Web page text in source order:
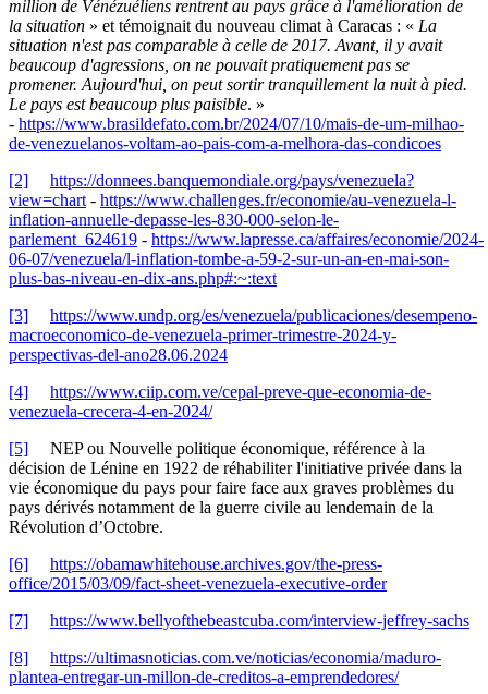
million de Vénézuéliens rentrent au pays grâce à l'amélioration de
la situation » et témoignait du nouveau climat à Caracas : « La
situation n'est pas comparable à celle de 2017. Avant, il y avait
beaucoup d'agressions, on ne pouvait pratiquement pas se
promener. Aujourd'hui, on peut sortir tranquillement la nuit à pied.
Le pays est beaucoup plus paisible. »
- https://www.brasildefato.com.br/2024/07/10/mais-de-um-milhao-
de-venezuelanos-voltam-ao-pais-com-a-melhora-das-condicoes
[2]
https://donnees.banquemondiale.org/pays/venezuela?
view=chart - https://www.challenges.fr/economie/au-venezuela-l-
inflation-annuelle-depasse-les-830-000-selon-le-
parlement_624619 - https://www.lapresse.ca/affaires/economie/2024-
06-07/venezuela/l-inflation-tombe-a-59-2-sur-un-an-en-mai-son-
plus-bas-niveau-en-dix-ans.php#:~:text
[3]
https://www.undp.org/es/venezuela/publicaciones/desempeno-
macroeconomico-de-venezuela-primer-trimestre-2024-y-
perspectivas-del-ano28.06.2024
[4]
https://www.ciip.com.ve/cepal-preve-que-economia-de-
venezuela-crecera-4-en-2024/
[5] NEP ou Nouvelle politique économique, référence à la
décision de Lénine en 1922 de réhabiliter l'initiative privée dans la
vie économique du pays pour faire face aux graves problèmes du
pays dérivés notamment de la guerre civile au lendemain de la
Révolution d’Octobre.
[6]
https://obamawhitehouse.archives.gov/the-press-
office/2015/03/09/fact-sheet-venezuela-executive-order
[7]
https://www.bellyofthebeastcuba.com/interview-jeffrey-sachs
[8]
https://ultimasnoticias.com.ve/noticias/economia/maduro-
plantea-entregar-un-millon-de-creditos-a-emprendedores/